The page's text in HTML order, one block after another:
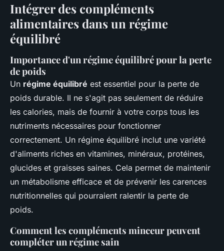
Intégrer des compléments
alimentaires dans un régime
équilibré
Importance d'un régime équilibré pour la perte
de poids
Un régime équilibré est essentiel pour la perte de
poids durable. Il ne s'agit pas seulement de réduire
les calories, mais de fournir à votre corps tous les
nutriments nécessaires pour fonctionner
correctement. Un régime équilibré inclut une variété
d'aliments riches en vitamines, minéraux, protéines,
glucides et graisses saines. Cela permet de maintenir
un métabolisme efficace et de prévenir les carences
nutritionnelles qui pourraient ralentir la perte de
poids.
Comment les compléments minceur peuvent
compléter un régime sain